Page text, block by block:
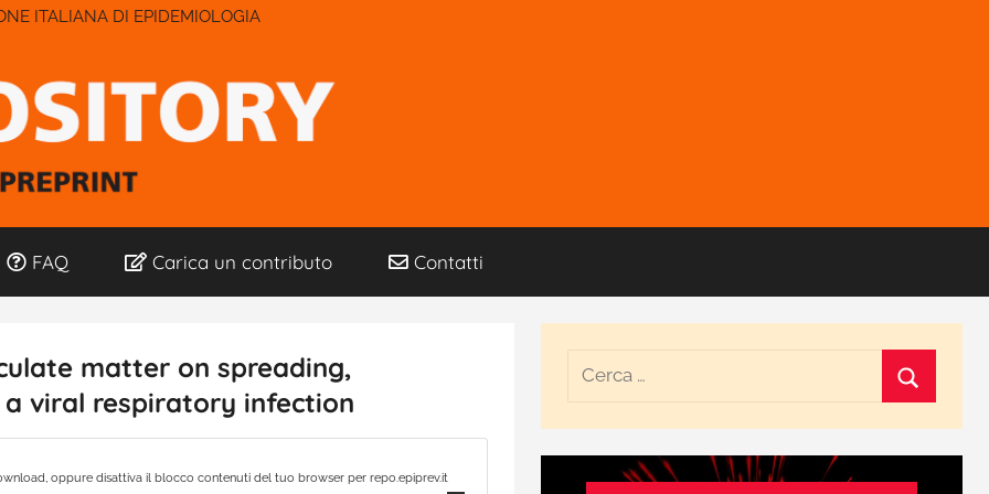
ITALIANA DI EPIDEMIOLOGIA
FAQ Carica un contributo Contatti
matter on spreading,
viral respiratory infection
oppure disattiva il blocco contenuti del tuo browser per repo.epiprev.it